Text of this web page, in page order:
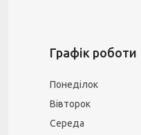
Графік роботи
Понеділок
Вівторок
Середа